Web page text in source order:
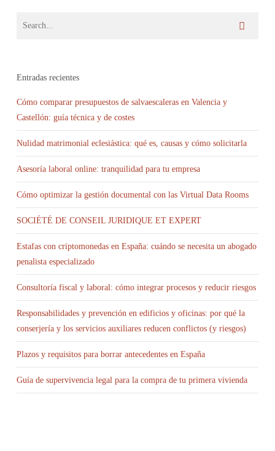
Entradas recientes
Cómo comparar presupuestos de salvaescaleras en Valencia y
Castellón: guía técnica y de costes
Nulidad matrimonial eclesiástica: qué es, causas y cómo solicitarla
Asesoría laboral online: tranquilidad para tu empresa
Cómo optimizar la gestión documental con las Virtual Data Rooms
SOCIÉTÉ DE CONSEIL JURIDIQUE ET EXPERT
Estafas con criptomonedas en España: cuándo se necesita un abogado
penalista especializado
Consultoría fiscal y laboral: cómo integrar procesos y reducir riesgos
Responsabilidades y prevención en edificios y oficinas: por qué la
conserjería y los servicios auxiliares reducen conflictos (y riesgos)
Plazos y requisitos para borrar antecedentes en España
Guía de supervivencia legal para la compra de tu primera vivienda